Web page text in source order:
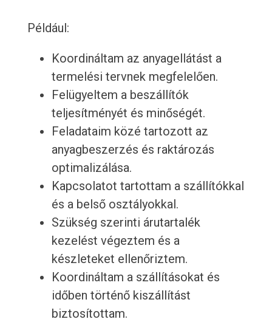
Például:
Koordináltam az anyagellátást a
termelési tervnek megfelelően.
Felügyeltem a beszállítók
teljesítményét és minőségét.
Feladataim közé tartozott az
anyagbeszerzés és raktározás
optimalizálása.
Kapcsolatot tartottam a szállítókkal
és a belső osztályokkal.
Szükség szerinti árutartalék
kezelést végeztem és a
készleteket ellenőriztem.
Koordináltam a szállításokat és
időben történő kiszállítást
biztosítottam.